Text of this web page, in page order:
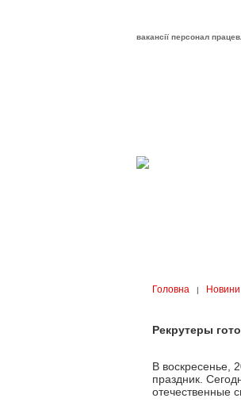
вакансії персонал
Головна | Новини
Рекрутеры
В воскресенье,
праздник.
отечественные